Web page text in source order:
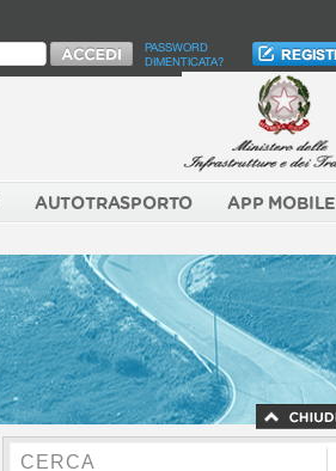
PASSWORD
DIMENTICATA?
AUTOTRASPORTO APP MOBILE